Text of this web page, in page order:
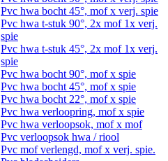
Pvc hwa bocht 45°, mof x verj. spie
Pvc hwa t-stuk 90°, 2x mof 1x verj.
spie
Pvc hwa t-stuk 45°, 2x mof 1x verj.
spie
Pvc hwa bocht 90°, mof x spie
Pvc hwa bocht 45°, mof x spie
Pvc hwa bocht 22°, mof x spie
Pvc hwa verloopring, mof x spie
Pvc hwa verloopsok, mof x mof
Pvc verloopsok hwa / riool
Pvc mof verlengd, mof x verj. spie.